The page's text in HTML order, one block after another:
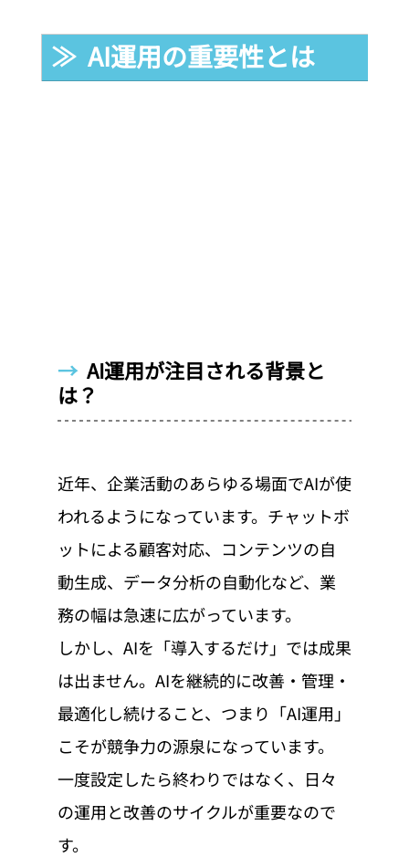
≫  AI運用の重要性とは
→ AI運用が注目される背景と
は？
近年、企業活動のあらゆる場面でAIが使
われるようになっています。チャットボ
ットによる顧客対応、コンテンツの自
動生成、データ分析の自動化など、業
務の幅は急速に広がっています。
しかし、AIを「導入するだけ」では成果
は出ません。AIを継続的に改善・管理・
最適化し続けること、つまり「AI運用」
こそが競争力の源泉になっています。
一度設定したら終わりではなく、日々
の運用と改善のサイクルが重要なので
す。